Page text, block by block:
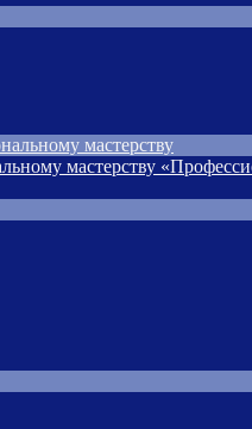
мастерству
мастерству